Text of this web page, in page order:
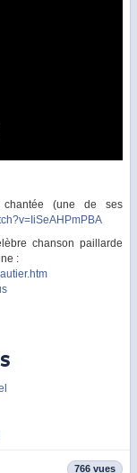
chantée (une de ses
chanson paillarde
:
766 vues